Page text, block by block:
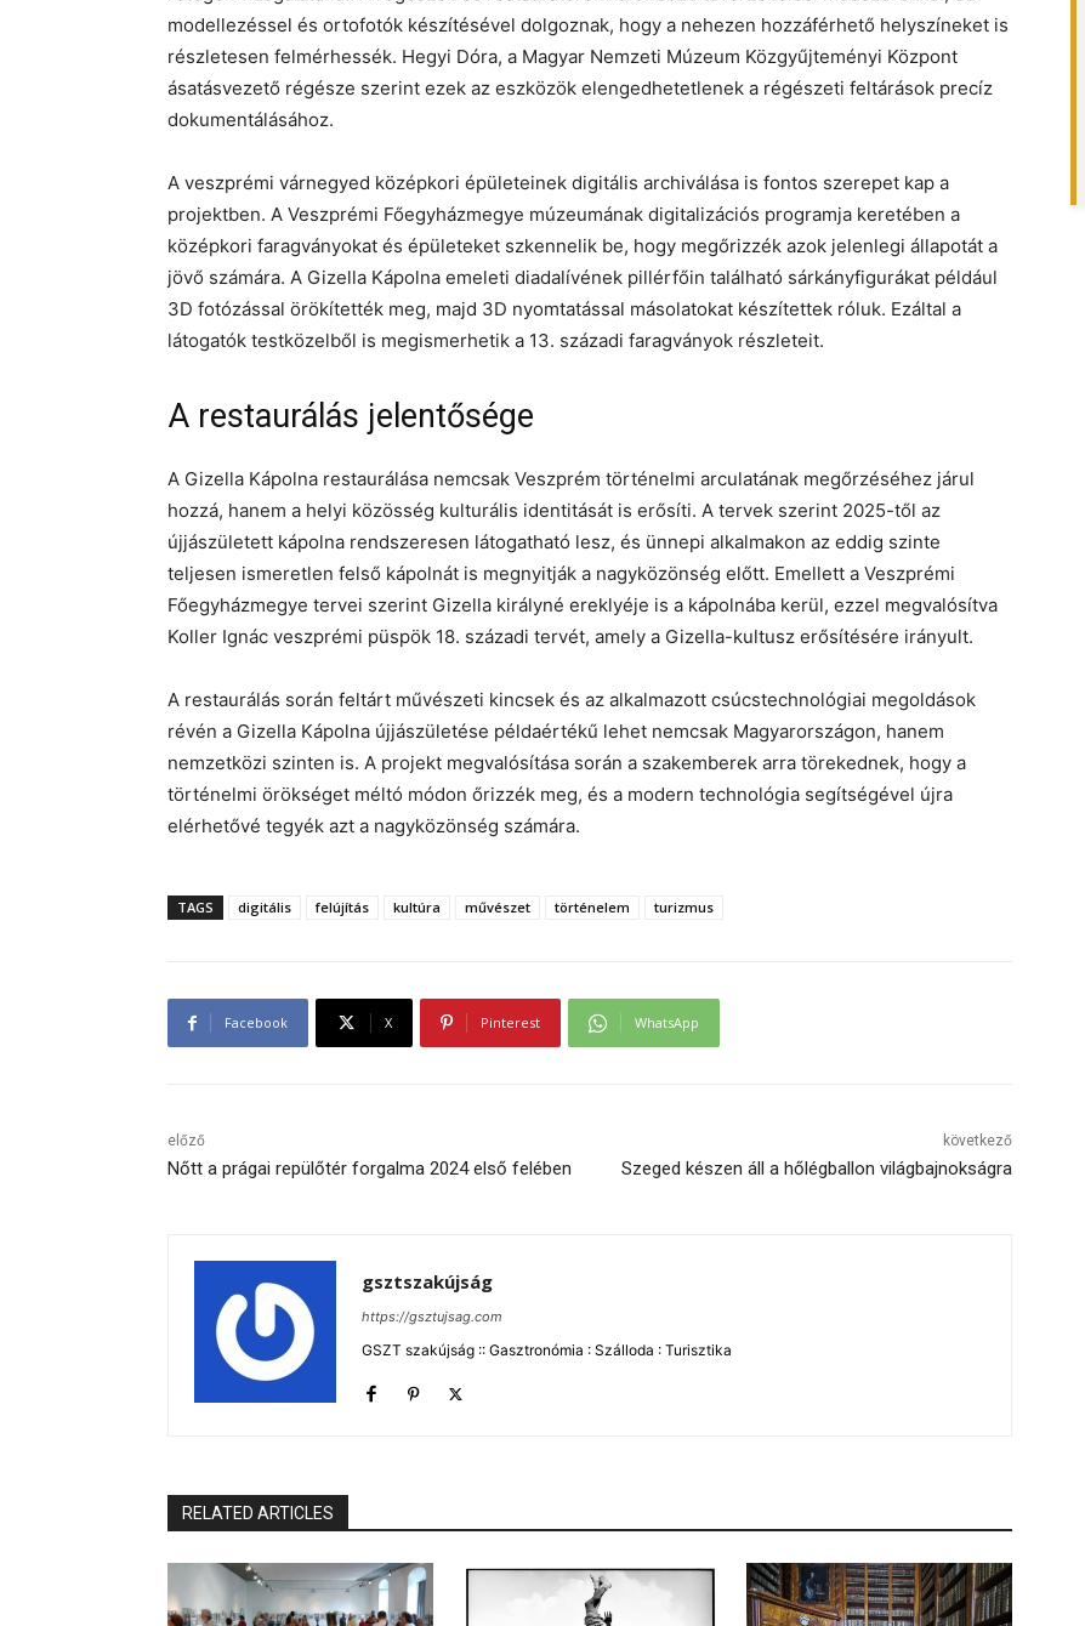
modellezéssel és ortofotók készítésével dolgoznak, hogy a nehezen hozzáférhető helyszíneket is
részletesen felmérhessék. Hegyi Dóra, a Magyar Nemzeti Múzeum Közgyűjteményi Központ
ásatásvezető régésze szerint ezek az eszközök elengedhetetlenek a régészeti feltárások precíz
dokumentálásához.
A veszprémi várnegyed középkori épületeinek digitális archiválása is fontos szerepet kap a
projektben. A Veszprémi Főegyházmegye múzeumának digitalizációs programja keretében a
középkori faragványokat és épületeket szkennelik be, hogy megőrizzék azok jelenlegi állapotát a
jövő számára. A Gizella Kápolna emeleti diadalívének pillérfőin található sárkányfigurákat például
3D fotózással örökítették meg, majd 3D nyomtatással másolatokat készítettek róluk. Ezáltal a
látogatók testközelből is megismerhetik a 13. századi faragványok részleteit.
A restaurálás jelentősége
A Gizella Kápolna restaurálása nemcsak Veszprém történelmi arculatának megőrzéséhez járul
hozzá, hanem a helyi közösség kulturális identitását is erősíti. A tervek szerint 2025-től az
újjászületett kápolna rendszeresen látogatható lesz, és ünnepi alkalmakon az eddig szinte
teljesen ismeretlen felső kápolnát is megnyitják a nagyközönség előtt. Emellett a Veszprémi
Főegyházmegye tervei szerint Gizella királyné ereklyéje is a kápolnába kerül, ezzel megvalósítva
Koller Ignác veszprémi püspök 18. századi tervét, amely a Gizella-kultusz erősítésére irányult.
A restaurálás során feltárt művészeti kincsek és az alkalmazott csúcstechnológiai megoldások
révén a Gizella Kápolna újjászületése példaértékű lehet nemcsak Magyarországon, hanem
nemzetközi szinten is. A projekt megvalósítása során a szakemberek arra törekednek, hogy a
történelmi örökséget méltó módon őrizzék meg, és a modern technológia segítségével újra
elérhetővé tegyék azt a nagyközönség számára.
TAGS digitális felújítás kultúra művészet történelem turizmus
Facebook X Pinterest WhatsApp
előző
Nőtt a prágai repülőtér forgalma 2024 első felében
következő
Szeged készen áll a hőlégballon világbajnokságra
gsztszakújság
https://gsztujsag.com
GSZT szakújság :: Gasztronómia : Szálloda : Turisztika
RELATED ARTICLES